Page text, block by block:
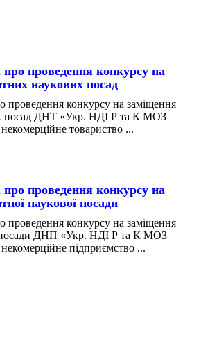
проведення конкурсу на
наукових посад
конкурсу на заміщення
посад ДНТ «Укр. НДІ Р та К МОЗ
товариство ...
проведення конкурсу на
наукової посади
конкурсу на заміщення
посади ДНП «Укр. НДІ Р та К МОЗ
підприємство ...